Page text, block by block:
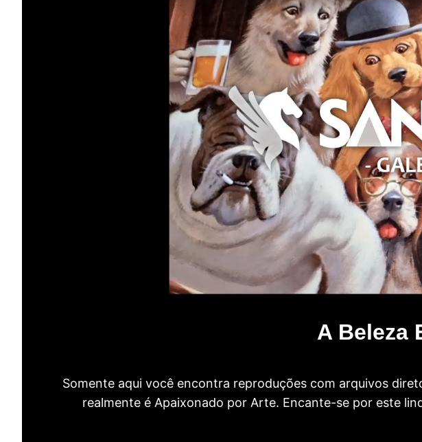
A Beleza
Somente aqui você encontra reproduções com arquivos
realmente é Apaixonado por Arte. Encante-se por este